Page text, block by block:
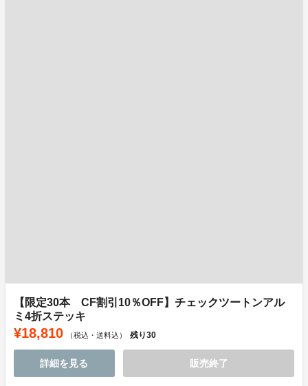
【限定30本 CF割引10％OFF】チェックツートンアル
ミ4折ステッキ
¥18,810 （税込・送料込） 残り30
詳細を見る 販売終了